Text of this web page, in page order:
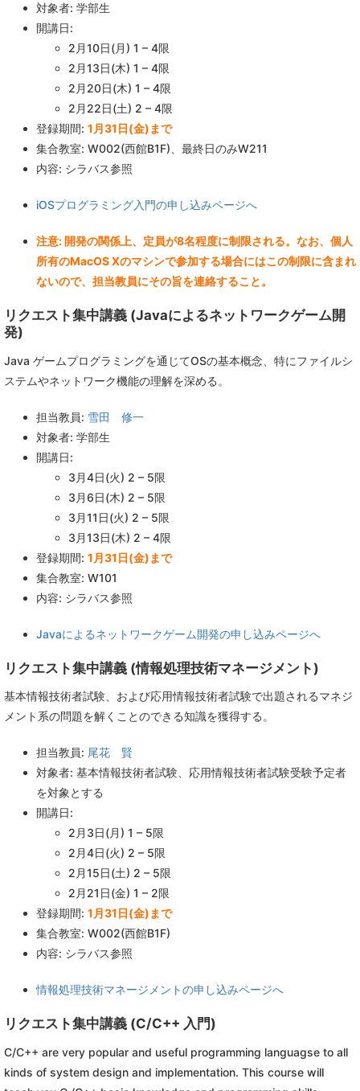
対象者: 学部生
開講日:
2月10日(月) 1 – 4限
2月13日(木) 1 – 4限
2月20日(木) 1 – 4限
2月22日(土) 2 – 4限
登録期間: 1月31日(金)まで
集合教室: W002(西館B1F)、最終日のみW211
内容: シラバス参照
iOSプログラミング入門の申し込みページへ
注意: 開発の関係上、定員が8名程度に制限される。なお、個人
所有のMacOS Xのマシンで参加する場合にはこの制限に含まれ
ないので、担当教員にその旨を連絡すること。
リクエスト集中講義 (Javaによるネットワークゲーム開
発)
Java ゲームプログラミングを通じてOSの基本概念、特にファイルシ
ステムやネットワーク機能の理解を深める。
担当教員: 雪田 修一
対象者: 学部生
開講日:
3月4日(火) 2 – 5限
3月6日(木) 2 – 5限
3月11日(火) 2 – 5限
3月13日(木) 2 – 4限
登録期間: 1月31日(金)まで
集合教室: W101
内容: シラバス参照
Javaによるネットワークゲーム開発の申し込みページへ
リクエスト集中講義 (情報処理技術マネージメント)
基本情報技術者試験、および応用情報技術者試験で出題されるマネジ
メント系の問題を解くことのできる知識を獲得する。
担当教員: 尾花 賢
対象者: 基本情報技術者試験、応用情報技術者試験受験予定者
を対象とする
開講日:
2月3日(月) 1 – 5限
2月4日(火) 2 – 5限
2月15日(土) 2 – 5限
2月21日(金) 1 – 2限
登録期間: 1月31日(金)まで
集合教室: W002(西館B1F)
内容: シラバス参照
情報処理技術マネージメントの申し込みページへ
リクエスト集中講義 (C/C++ 入門)
C/C++ are very popular and useful programming languagse to all
kinds of system design and implementation. This course will